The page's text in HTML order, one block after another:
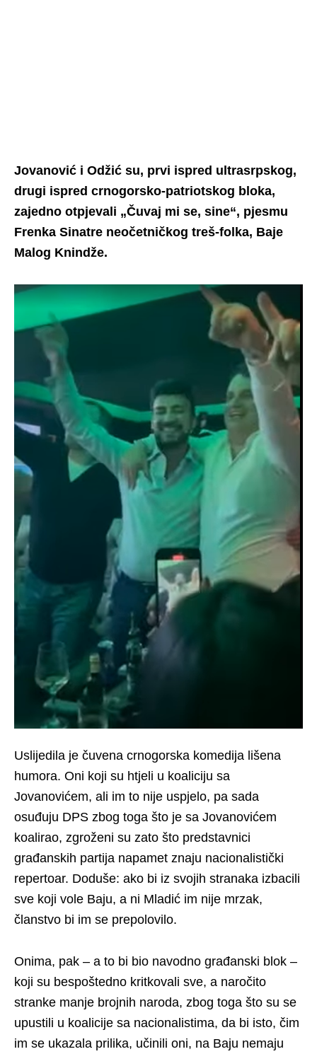
Jovanović i Odžić su, prvi ispred ultrasrpskog,
drugi ispred crnogorsko-patriotskog bloka,
zajedno otpjevali „Čuvaj mi se, sine“, pjesmu
Frenka Sinatre neočetničkog treš-folka, Baje
Malog Knindže.
Uslijedila je čuvena crnogorska komedija lišena
humora. Oni koji su htjeli u koaliciju sa
Jovanovićem, ali im to nije uspjelo, pa sada
osuđuju DPS zbog toga što je sa Jovanovićem
koalirao, zgroženi su zato što predstavnici
građanskih partija napamet znaju nacionalistički
repertoar. Doduše: ako bi iz svojih stranaka izbacili
sve koji vole Baju, a ni Mladić im nije mrzak,
članstvo bi im se prepolovilo.
Onima, pak – a to bi bio navodno građanski blok –
koji su bespoštedno kritkovali sve, a naročito
stranke manje brojnih naroda, zbog toga što su se
upustili u koalicije sa nacionalistima, da bi isto, čim
im se ukazala prilika, učinili oni, na Baju nemaju